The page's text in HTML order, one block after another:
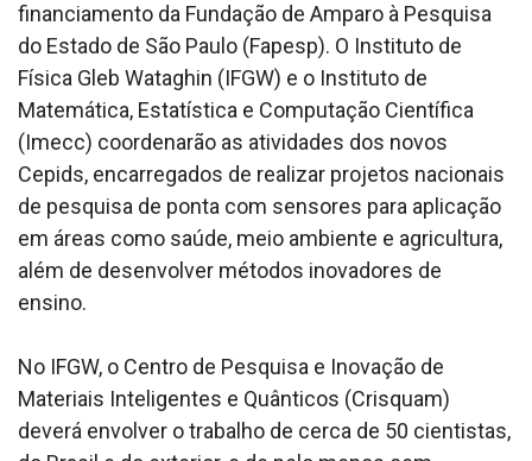
financiamento da Fundação de Amparo à Pesquisa
do Estado de São Paulo (Fapesp). O Instituto de
Física Gleb Wataghin (IFGW) e o Instituto de
Matemática, Estatística e Computação Científica
(Imecc) coordenarão as atividades dos novos
Cepids, encarregados de realizar projetos nacionais
de pesquisa de ponta com sensores para aplicação
em áreas como saúde, meio ambiente e agricultura,
além de desenvolver métodos inovadores de
ensino.
No IFGW, o Centro de Pesquisa e Inovação de
Materiais Inteligentes e Quânticos (Crisquam)
deverá envolver o trabalho de cerca de 50 cientistas,